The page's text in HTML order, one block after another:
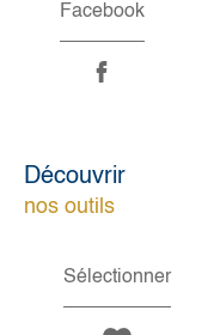
Facebook
découvrir
nos outils
Sélectionner